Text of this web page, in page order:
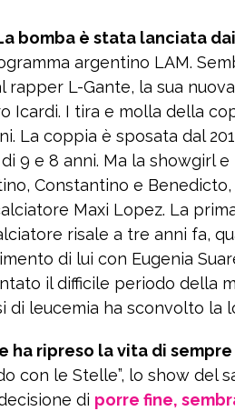
bomba è stata lanciata
argentino LAM.
L-Gante, la sua
Icardi. I tira e molla della
La coppia è sposata dal
9 e 8 anni. Ma la showgirl
Constantino e
Maxi Lopez. La
risale a tre anni fa,
di lui con Eugenia
il difficile periodo della
di leucemia ha sconvolto la
ha ripreso la vita di sempre
con le Stelle”, lo show del
di porre fine,